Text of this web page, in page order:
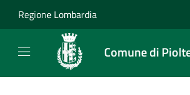
Regione Lombardia
Comune di